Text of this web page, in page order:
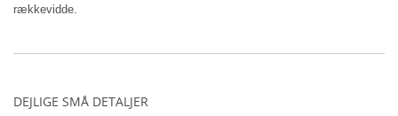
rækkevidde.
DEJLIGE SMÅ DETALJER